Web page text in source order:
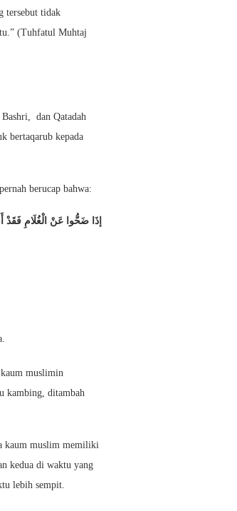
tersebut tidak
(Tuhfatul Muhtaj
dan Qatadah
bertaqarub kepada
berucap bahwa:
إذَا ضَحُّوا عَنْ الْغُلَامِ
muslimin
kambing, ditambah
kaum muslim memiliki
kedua di waktu yang
lebih sempit.